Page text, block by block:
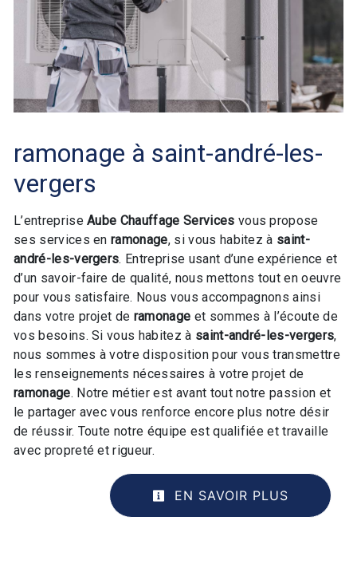
ramonage à saint-andré-les-
vergers
L’entrepriseAube Chauffage Services vous propose
ses services enramonage, si vous habitez à saint-
andré-les-vergers. Entreprise usant d’une expérience et
d’un savoir-faire de qualité, nous mettons tout en oeuvre
pour vous satisfaire. Nous vous accompagnons ainsi
dans votre projet de ramonage et sommes à l’écoute de
vos besoins. Si vous habitez à saint-andré-les-vergers,
nous sommes à votre disposition pour vous transmettre
les renseignements nécessaires à votre projet de
ramonage. Notre métier est avant tout notre passion et
le partager avec vous renforce encore plus notre désir
de réussir. Toute notre équipe est qualifiée et travaille
avec propreté et rigueur.
EN SAVOIR PLUS